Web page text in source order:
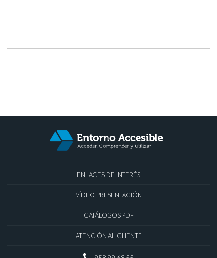
ENLACES DE INTERÉS
VÍDEO PRESENTACIÓN
CATÁLOGOS PDF
ATENCIÓN AL CLIENTE